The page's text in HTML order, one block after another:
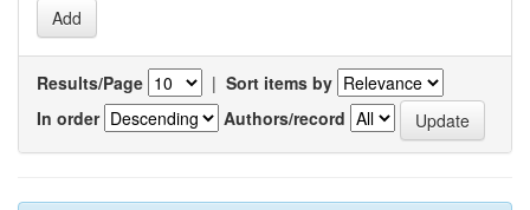
Results/Page | Sort items by
In order
Authors/record